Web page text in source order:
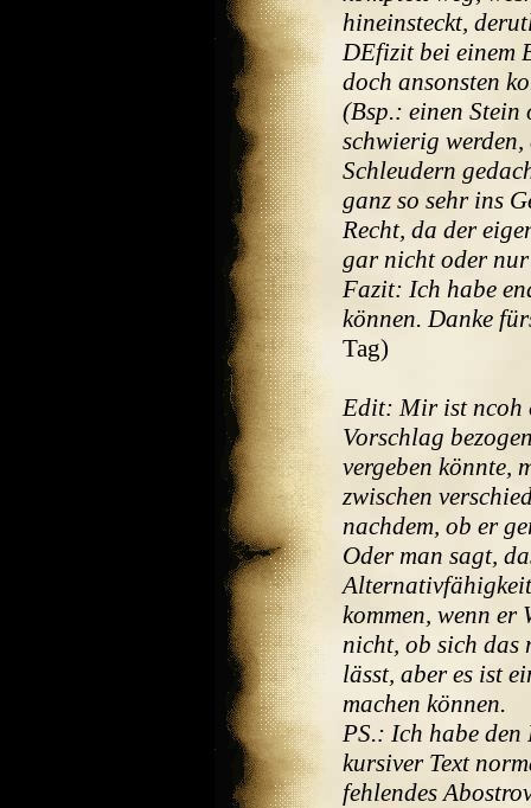
hineinsteckt,
DEfizit bei einem
doch ansonsten
(Bsp.: einen Stein
schwierig werden,
Schleudern
ganz so sehr ins
Recht, da der
gar nicht oder
Fazit: Ich habe
können. Danke
Tag)
Edit: Mir ist ncoh
Vorschlag
vergeben könnte,
zwischen
nachdem, ob er
Oder man sagt,
kommen, wenn er
nicht, ob sich das
lässt, aber es ist
machen können.
PS.: Ich habe
kursiver Text
fehlendes